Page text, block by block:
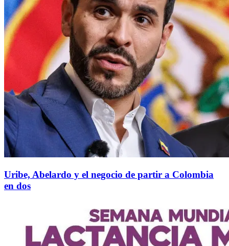
Uribe, Abelardo y el negocio de partir a Colombia
en dos